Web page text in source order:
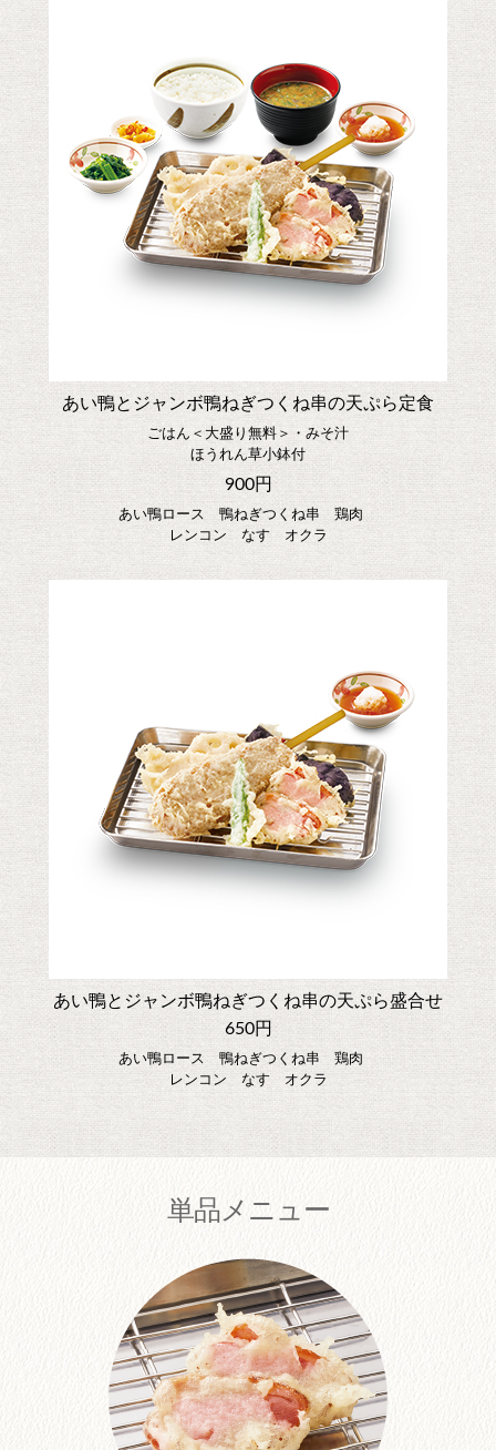
あい鴨とジャンボ鴨ねぎつくね串の天ぷら定食
ごはん＜大盛り無料＞・みそ汁
ほうれん草小鉢付
900円
あい鴨ロース 鴨ねぎつくね串 鶏肉
レンコン なす オクラ
あい鴨とジャンボ鴨ねぎつくね串の天ぷら盛合せ
650円
あい鴨ロース 鴨ねぎつくね串 鶏肉
レンコン なす オクラ
単品メニュー